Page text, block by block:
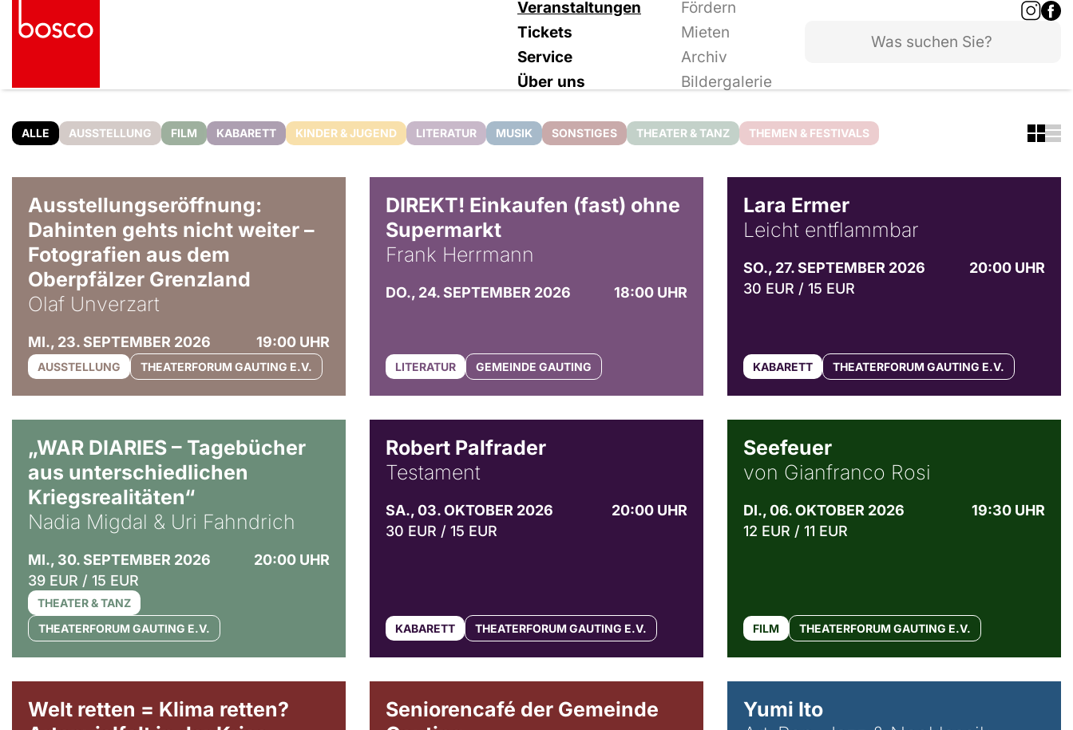
Veranstaltungen
Fördern
Tickets
Mieten
Service
Archiv
Über uns
Bildergalerie
ALLE AUSSTELLUNG FILM KABARETT KINDER & JUGEND LITERATUR MUSIK SONSTIGES THEATER & TANZ THEMEN & FESTIVALS
Ausstellungseröffnung:
Dahinten gehts nicht weiter –
Fotografien aus dem
Oberpfälzer Grenzland
Olaf Unverzart
MI., 23. SEPTEMBER 2026 19:00 UHR
AUSSTELLUNG THEATERFORUM GAUTING E.V.
DIREKT! Einkaufen (fast) ohne
Supermarkt
Frank Herrmann
DO., 24. SEPTEMBER 2026 18:00 UHR
LITERATUR GEMEINDE GAUTING
Lara Ermer
Leicht entflammbar
SO., 27. SEPTEMBER 2026
20:00 UHR
30 EUR / 15 EUR
KABARETT THEATERFORUM GAUTING E.V.
„WAR DIARIES – Tagebücher
aus unterschiedlichen
Kriegsrealitäten“
Nadia Migdal & Uri Fahndrich
MI., 30. SEPTEMBER 2026
20:00 UHR
39 EUR / 15 EUR
THEATER & TANZ
THEATERFORUM GAUTING E.V.
Robert Palfrader
Testament
SA., 03. OKTOBER 2026
20:00 UHR
30 EUR / 15 EUR
KABARETT THEATERFORUM GAUTING E.V.
Seefeuer
von Gianfranco Rosi
DI., 06. OKTOBER 2026
19:30 UHR
12 EUR / 11 EUR
FILM THEATERFORUM GAUTING E.V.
Welt retten = Klima retten?
Seniorencafé der Gemeinde
Yumi Ito